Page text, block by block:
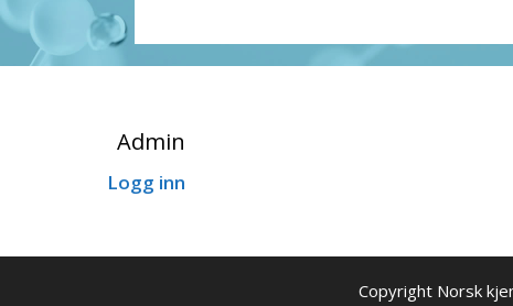
Admin
Logg inn
Copyright Norsk